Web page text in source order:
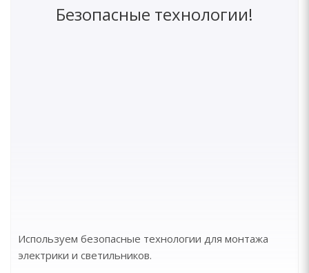
Безопасные технологии!
Используем безопасные технологии для монтажа
электрики и светильников.